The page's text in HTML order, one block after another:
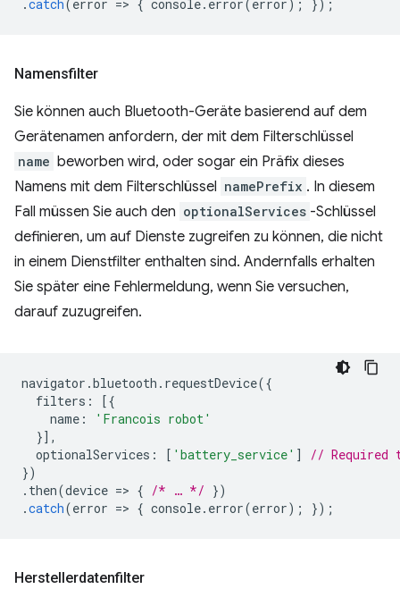
.catch(error => { console. error(error); });
Namensfilter
Sie können auch Bluetooth-Geräte basierend auf dem
Gerätenamen anfordern, der mit dem Filterschlüssel
name beworben wird, oder sogar ein Präfix dieses
Namens mit dem Filterschlüssel namePrefix . In diesem
Fall müssen Sie auch den optionalServices -Schlüssel
definieren, um auf Dienste zugreifen zu können, die nicht
in einem Dienstfilter enthalten sind. Andernfalls erhalten
Sie später eine Fehlermeldung, wenn Sie versuchen,
darauf zuzugreifen.
navigator .bluetooth . requestDevice({
filters :
[{
name :
'Francois robot'
}],
optionalServices : [ 'battery_service' ]
// Required
})
. then(device => { /* … */ })
.catch(error => { console. error(error); });
Herstellerdatenfilter